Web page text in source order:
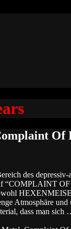
Of
des
“COMPLAINT
Atmosphäre und
dass man sich